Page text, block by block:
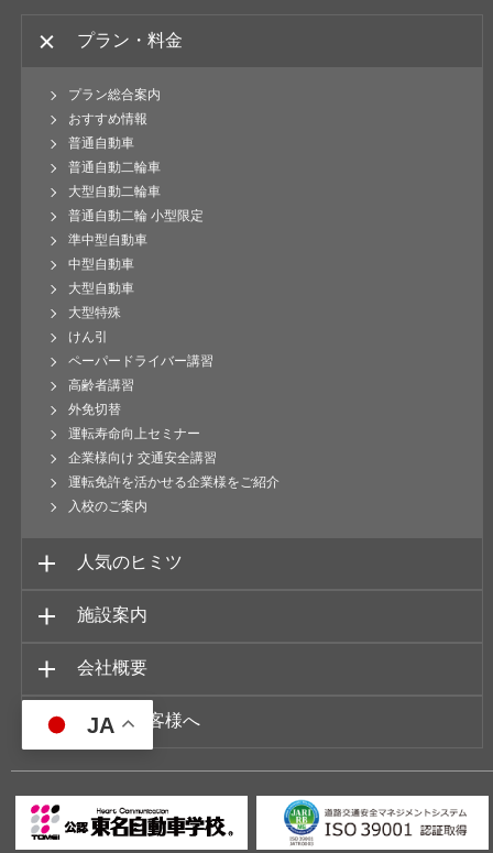
プラン・料金
プラン総合案内
おすすめ情報
普通自動車
普通自動二輪車
大型自動二輪車
普通自動二輪 小型限定
準中型自動車
中型自動車
大型自動車
大型特殊
けん引
ペーパードライバー講習
高齢者講習
外免切替
運転寿命向上セミナー
企業様向け 交通安全講習
運転免許を活かせる企業様をご紹介
入校のご案内
人気のヒミツ
施設案内
会社概要
在校のお客様へ
JA